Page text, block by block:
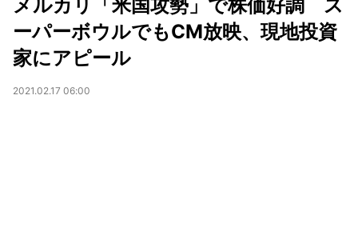
メルカリ「米国攻勢」で株価好調 ス
ーパーボウルでもCM放映、現地投資
家にアピール
2021.02.17 06:00